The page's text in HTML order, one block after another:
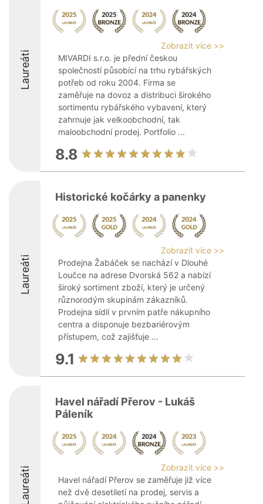
Laureáti
Zobrazit více >>
MIVARDI s.r.o. je přední českou
společností působící na trhu rybářských
potřeb od roku 2004. Firma se
zaměřuje na dovoz a distribuci širokého
sortimentu rybářského vybavení, který
zahrnuje jak velkoobchodní, tak
maloobchodní prodej. Portfolio ...
8.8
Laureáti
Historické kočárky a panenky
Zobrazit více >>
Prodejna Žabáček se nachází v Dlouhé
Loučce na adrese Dvorská 562 a nabízí
široký sortiment zboží, který je určený
různorodým skupinám zákazníků.
Prodejna sídlí v prvním patře nákupního
centra a disponuje bezbariérovým
přístupem, což zajišťuje ...
9.1
Laureáti
Havel nářadí Přerov - Lukáš
Páleník
Zobrazit více >>
Havel nářadí Přerov se zaměřuje již více
než dvě desetiletí na prodej, servis a